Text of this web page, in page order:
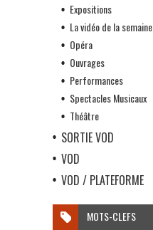
Expositions
La vidéo de la semaine
Opéra
Ouvrages
Performances
Spectacles Musicaux
Théâtre
SORTIE VOD
VOD
VOD / PLATEFORME
MOTS-CLEFS